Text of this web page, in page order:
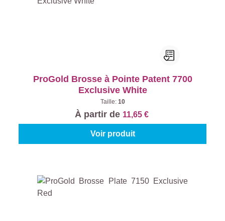
ProGold Brosse à Pointe Patent 7700
Exclusive White
Taille: 10
À partir de 11,65 €
Voir produit